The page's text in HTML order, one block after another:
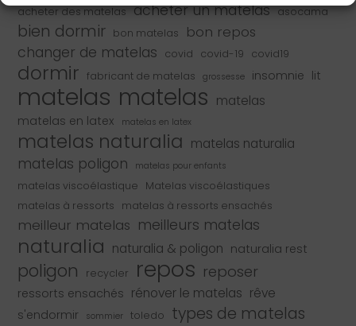
acheter des matelas acheter un matelas asocama
bien dormir bon matelas
bon repos
changer de matelas
covid covid-19 covid19
dormir fabricant de matelas grossesse insomnie lit
matelas matelas matelas
matelas en latex matelas en latex
matelas naturalia matelas naturalia
matelas poligon matelas pour enfants
matelas viscoélastique
Matelas viscoélastiques
matelas à ressorts
matelas à ressorts ensachés
meilleur matelas meilleurs matelas
naturalia naturalia & poligon naturalia rest
poligon recycler repos reposer
ressorts ensachés rénover le matelas rêve
s'endormir sommier toledo types de matelas